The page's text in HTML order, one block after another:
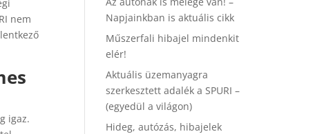
nem
igaz.
Napjainkban is aktuális cikk
Műszerfali hibajel mindenkit
elér!
Aktuális üzemanyagra
szerkesztett adalék a SPURI –
(egyedül a világon)
Hideg, autózás, hibajelek